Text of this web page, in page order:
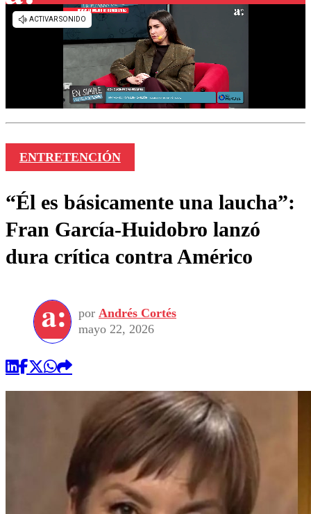
ENTRETENCIÓN
“Él es básicamente una laucha”:
Fran García-Huidobro lanzó
dura crítica contra Américo
por Andrés Cortés
mayo 22, 2026